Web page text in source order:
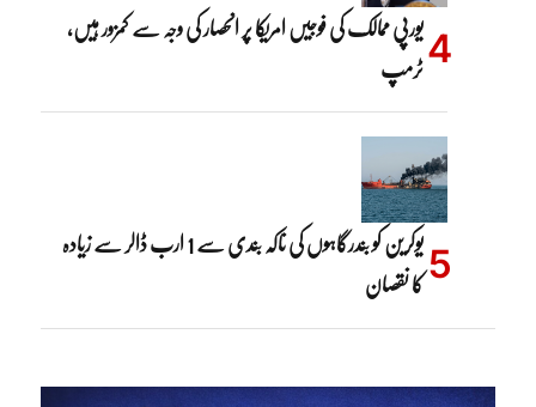
یورپی ممالک کی فوجیں امریکا پر انحصار کی وجہ سے کمزور ہیں،
ٹرمپ
یوکرین کو بندرگاہوں کی ناکہ بندی سے 1 ارب ڈالر سے زیادہ
کا نقصان